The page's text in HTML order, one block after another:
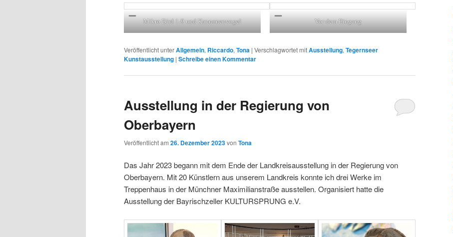
Mikro Bird 1-9 und Kannonenvogel Vor dem Eingang
Veröffentlicht unterAllgemein, Riccardo, Tona | Verschlagwortet mitAusstellung, Tegernseer
Kunstausstellung | Schreibe einen Kommentar
Ausstellung in der Regierung von
Oberbayern
Veröffentlicht am 26. Dezember 2023von Tona
Das Jahr 2023 begann mit dem Ende der Landkreisausstellung in der Regierung von
Oberbayern. Mit 20 Künstlern aus unserem Landkreis konnte ich drei Werke im
Treppenhaus in der Münchner Maximilianstraße ausstellen. Organisiert hatte die
Ausstellung der Bayrischzeller KULTURSPRUNG e.V.